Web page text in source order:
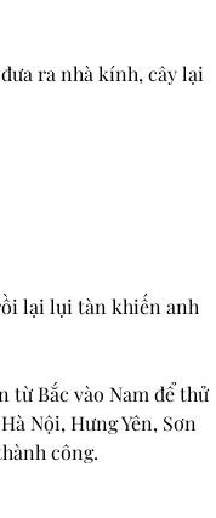
ra nhà kính, cây lại
lại lụi tàn khiến anh
từ Bắc vào Nam để thử
Nội, Hưng Yên, Sơn
công.